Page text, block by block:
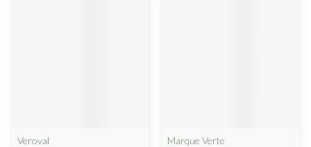
Veroval
Marque Verte